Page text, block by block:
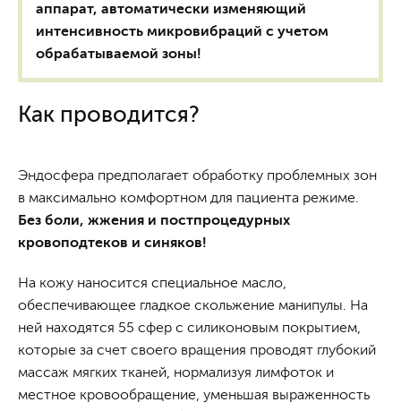
аппарат, автоматически изменяющий
интенсивность микровибраций с учетом
обрабатываемой зоны!
Как проводится?
Эндосфера предполагает обработку проблемных зон
в максимально комфортном для пациента режиме.
Без боли, жжения и постпроцедурных
кровоподтеков и синяков!
На кожу наносится специальное масло,
обеспечивающее гладкое скольжение манипулы. На
ней находятся 55 сфер с силиконовым покрытием,
которые за счет своего вращения проводят глубокий
массаж мягких тканей, нормализуя лимфоток и
местное кровообращение, уменьшая выраженность